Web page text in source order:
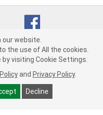
"Accept", you consent
cookies.
by visiting Cookie Settings.
and Privacy Policy.
Decline
v OST_3.2.0.0.729 (3) cv1361
en las cadenas de suministro
our website.
the use of All the cookies.
visiting Cookie Settings.
and Privacy Policy.
Decline